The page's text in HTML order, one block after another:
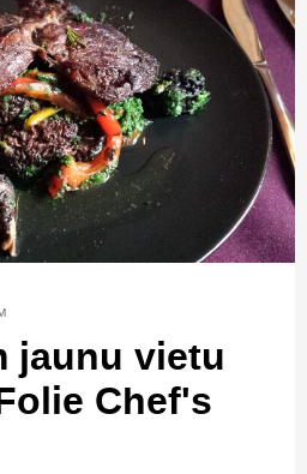
jaunu vietu
Chef's